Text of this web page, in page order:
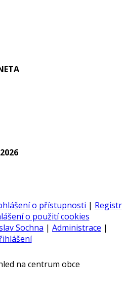
na centrum obce
o přístupnosti | Registr
o použití cookies
Sochna | Administrace |